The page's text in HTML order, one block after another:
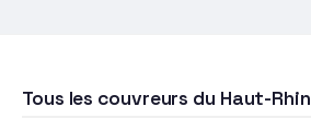
Tous les couvreurs du Haut-Rhin